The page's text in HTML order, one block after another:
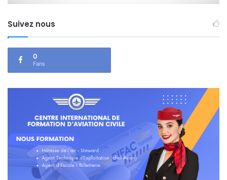
Suivez nous
0
Fans